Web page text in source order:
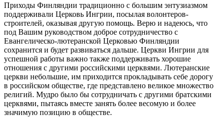
Приходы Финляндии традиционно с большим энтузиазмом
поддерживали Церковь Ингрии, посылая волонтеров-
строителей, оказывая другую помощь. Верю и надеюсь, что
под Вашим руководством доброе сотрудничество с
Евангелическо-лютеранской Церковью Финляндии
сохранится и будет развиваться дальше. Церкви Ингрии для
успешной работы важно также поддерживать хорошие
отношения с другими российскими церквями. Лютеранские
церкви небольшие, им приходится прокладывать себе дорогу
в российском обществе, где представлено великое множество
религий. Мудро было бы сотрудничать с другими братскими
церквями, пытаясь вместе занять более весомую и более
значимую позицию в обществе.